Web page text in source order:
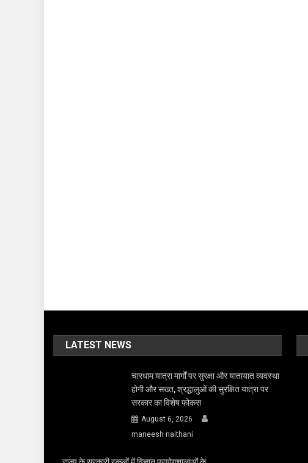
LATEST NEWS
चारधाम यात्रा मार्गों पर सुरक्षा और यातायात व्यवस्था
होगी और सख्त, श्रद्धालुओं की सुरक्षित यात्रा पर
सरकार का विशेष फोकस
August 6, 2026
maneesh naithani